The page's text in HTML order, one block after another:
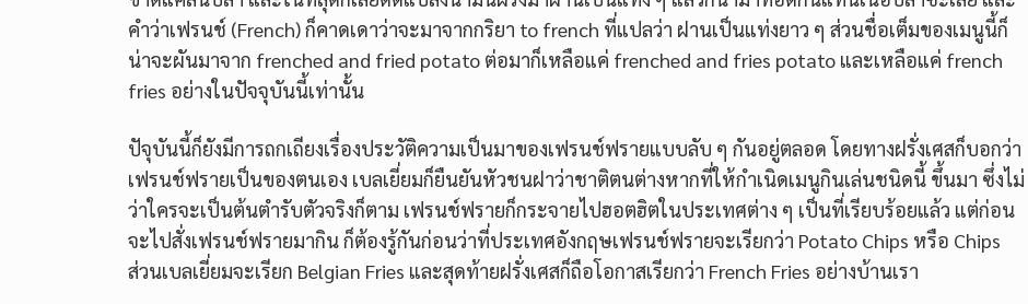
คำว่าเฟรนช์ (French) ก็คาดเดาว่าจะมาจากกริยา to french ที่แปลว่า ฝานเป็นแท่งยาว ๆ ส่วนชื่อเต็มของเมนูนี้ก็
น่าจะผันมาจาก frenched and fried potato ต่อมาก็เหลือแค่ frenched and fries potato และเหลือแค่ french
fries อย่างในปัจจุบันนี้เท่านั้น
ปัจุบันนี้ก็ยังมีการถกเถียงเรื่องประวัติความเป็นมาของเฟรนช์ฟรายแบบลับ ๆ กันอยู่ตลอด โดยทางฝรั่งเศสก็บอกว่า
เฟรนช์ฟรายเป็นของตนเอง เบลเยี่ยมก็ยืนยันหัวชนฝาว่าชาติตนต่างหากที่ให้กำเนิดเมนูกินเล่นชนิดนี้ ขึ้นมา ซึ่งไม่
ว่าใครจะเป็นต้นตำรับตัวจริงก็ตาม เฟรนช์ฟรายก็กระจายไปฮอตฮิตในประเทศต่าง ๆ เป็นที่เรียบร้อยแล้ว แต่ก่อน
จะไปสั่งเฟรนช์ฟรายมากิน ก็ต้องรู้กันก่อนว่าที่ประเทศอังกฤษเฟรนช์ฟรายจะเรียกว่า Potato Chips หรือ Chips
ส่วนเบลเยี่ยมจะเรียก Belgian Fries และสุดท้ายฝรั่งเศสก็ถือโอกาสเรียกว่า French Fries อย่างบ้านเรา